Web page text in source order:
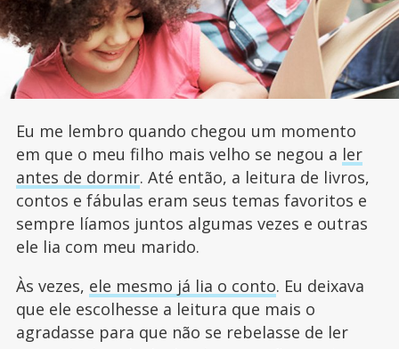
Eu me lembro quando chegou um momento
em que o meu filho mais velho se negou a ler
antes de dormir. Até então, a leitura de livros,
contos e fábulas eram seus temas favoritos e
sempre líamos juntos algumas vezes e outras
ele lia com meu marido.
Às vezes, ele mesmo já lia o conto. Eu deixava
que ele escolhesse a leitura que mais o
agradasse para que não se rebelasse de ler